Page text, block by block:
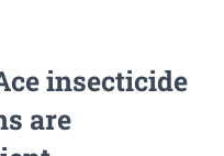
insecticide
are